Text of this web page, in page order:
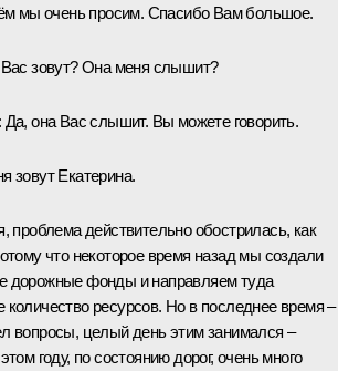
мы очень просим. Спасибо Вам большое.
Вас зовут? Она меня слышит?
Да, она Вас слышит. Вы можете говорить.
зовут Екатерина.
проблема действительно обострилась, как
что некоторое время назад мы создали
дорожные фонды и направляем туда
количество ресурсов. Но в последнее время
вопросы, целый день этим занимался –
году, по состоянию дорог, очень много